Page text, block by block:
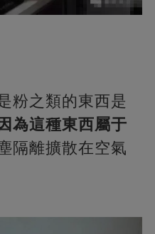
粉之類的東西是
為這種東西屬于
隔離擴散在空氣